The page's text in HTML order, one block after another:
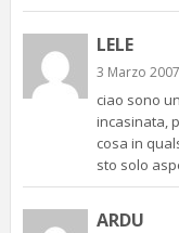
LELE
3 Marzo
ciao sono
incasinata,
cosa in
sto solo
ARDU